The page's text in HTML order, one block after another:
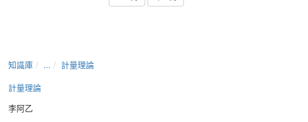
知識庫 ...
計量理論
計量理論
李阿乙